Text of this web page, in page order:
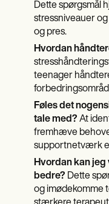
Dette spørgsmål
stressniveauer
og pres.
Hvordan
teenager
Føles det
tale med? At
fremhæve
supportnetværk
Hvordan kan
bedre? Dette
og imødekomme